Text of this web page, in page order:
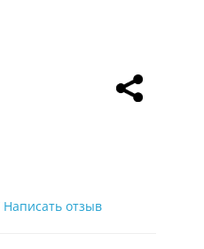
Написать отзыв